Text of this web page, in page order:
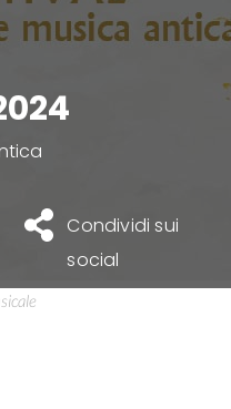
Condividi sui
social